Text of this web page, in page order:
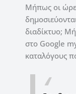
Μήπως οι
διαδίκτυο;
στο Google
καταλόγους